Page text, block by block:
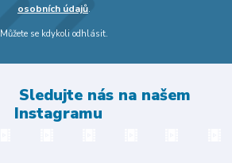
osobních údajů.
Můžete se kdykoli odhlásit.
Sledujte nás na našem
Instagramu